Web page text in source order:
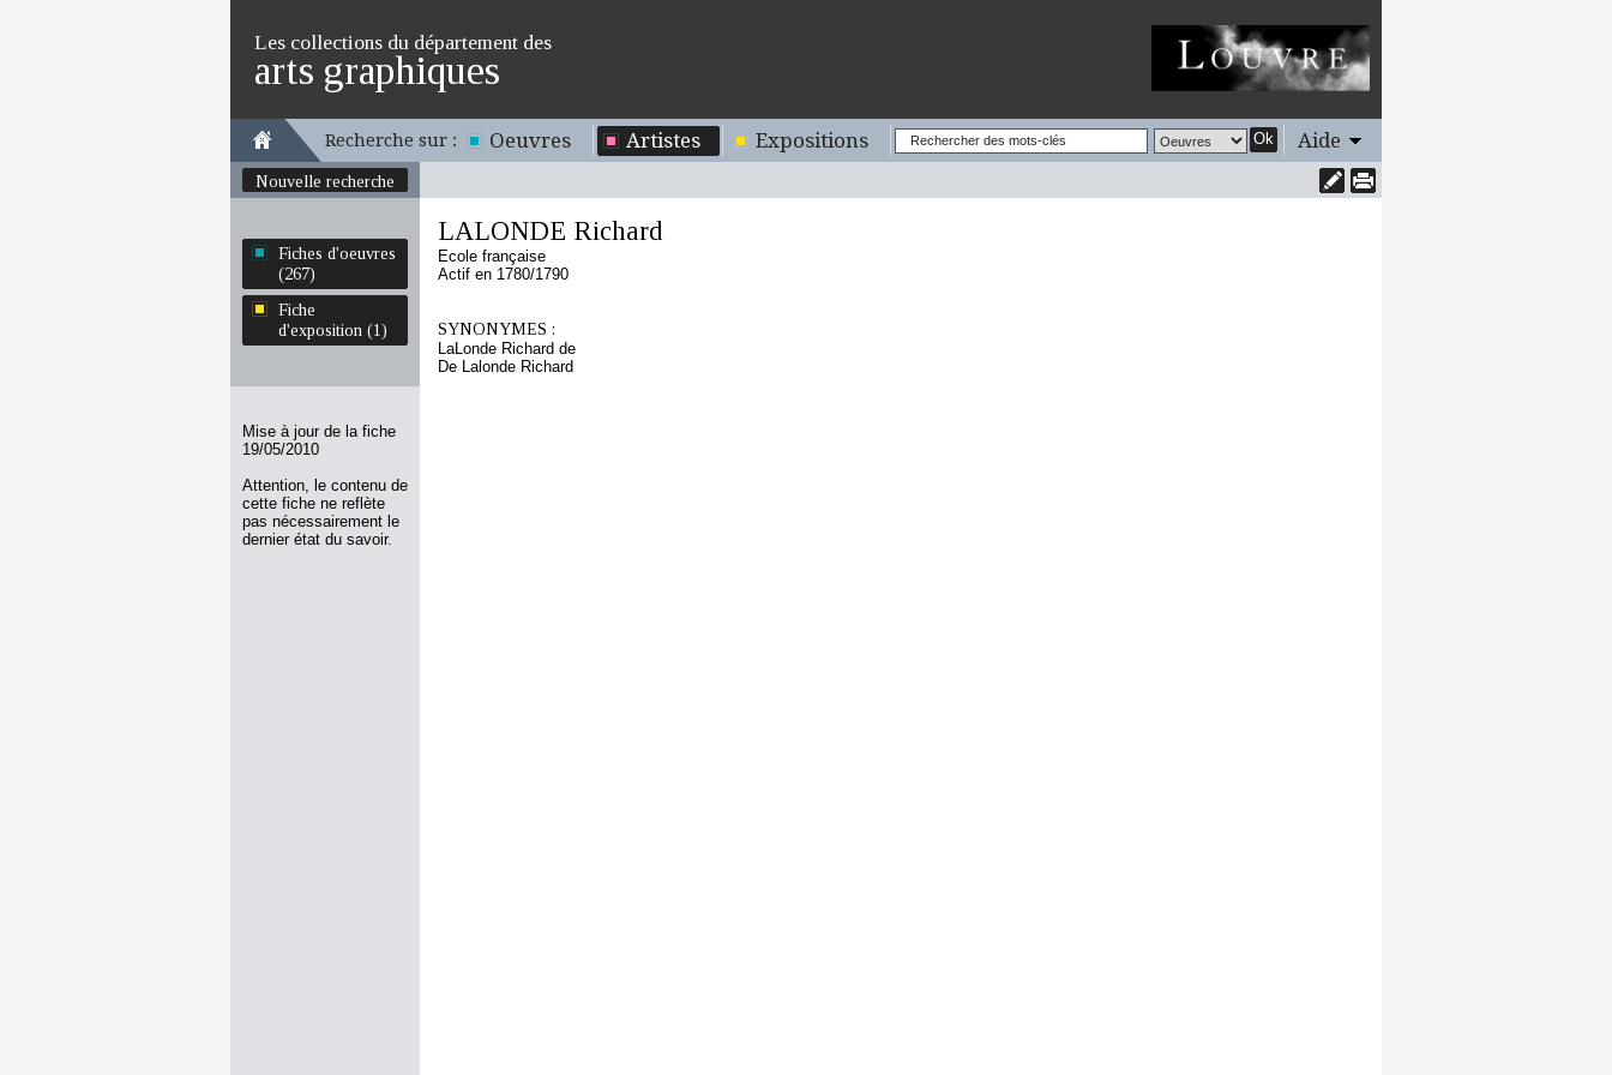
Les collections du département des
arts graphiques
Recherche sur : Oeuvres Artistes Expositions Ok Aide
Nouvelle recherche
Fiches d'oeuvres
(267)
Fiche
d'exposition (1)
Mise à jour de la fiche
19/05/2010
Attention, le contenu de
cette fiche ne reflète
pas nécessairement le
dernier état du savoir.
LALONDE Richard
Ecole française
Actif en 1780/1790
SYNONYMES :
LaLonde Richard de
De Lalonde Richard